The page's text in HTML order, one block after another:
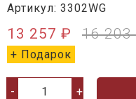
Артикул: 3302WG
13 257 ₽ 16 203
+ Подарок
- +